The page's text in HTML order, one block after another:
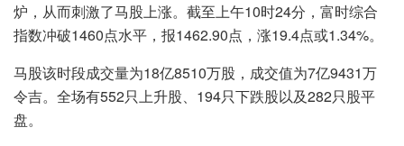
炉，从而刺激了马股上涨。截至上午10时24分，富时综合
指数冲破1460点水平，报1462.90点，涨19.4点或1.34%。
马股该时段成交量为18亿8510万股，成交值为7亿9431万
令吉。全场有552只上升股、194只下跌股以及282只股平
盘。